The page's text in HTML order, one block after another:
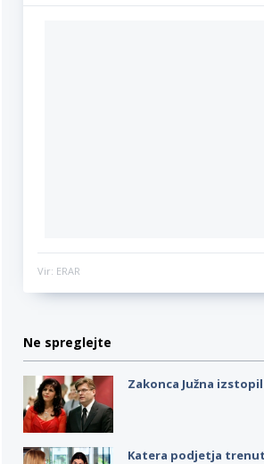
Vir: ERAR
Ne spreglejte
Zakonca Južna
Katera podjetja